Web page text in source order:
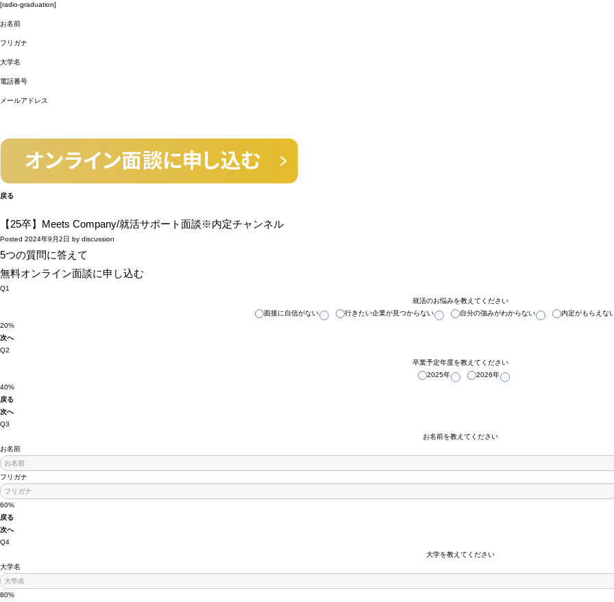
[radio-graduation]
お名前
フリガナ
大学名
電話番号
メールアドレス
戻る
【25卒】Meets Company/就活サポート面談※内定チャンネル
Posted 2024年9月2日 by discussion
5つの質問に答えて
無料オンライン面談に申し込む
Q1
就活のお悩みを教えてください
面接に自信がない
行きたい企業が見つからない 自分の強みがわからない 内定がもらえな
20%
次へ
Q2
卒業予定年度を教えてください
2025年
2026年
40%
戻る
次へ
Q3
お名前を教えてください
お名前
フリガナ
60%
戻る
次へ
Q4
大学を教えてください
大学名
80%